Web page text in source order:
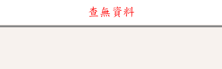
查無資料